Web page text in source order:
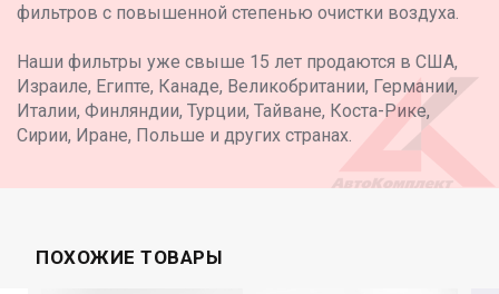
фильтров с повышенной степенью очистки воздуха.
Наши фильтры уже свыше 15 лет продаются в США,
Израиле, Египте, Канаде, Великобритании, Германии,
Италии, Финляндии, Турции, Тайване, Коста-Рике,
Сирии, Иране, Польше и других странах.
ПОХОЖИЕ ТОВАРЫ